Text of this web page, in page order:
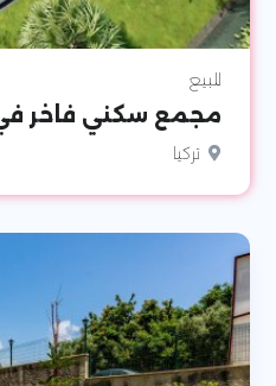
للبيع
مجمع سكني فاخر في
تركيا